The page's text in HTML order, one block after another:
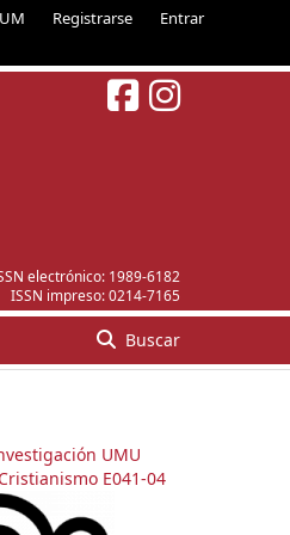
Registrarse Entrar
electrónico: 1989-6182
ISSN impreso:0214-7165
Buscar
UMU
E041-04